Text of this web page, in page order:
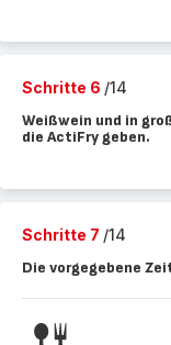
Schritte 6 /14
Weißwein und in
die ActiFry geben.
Schritte 7 /14
Die vorgegebene